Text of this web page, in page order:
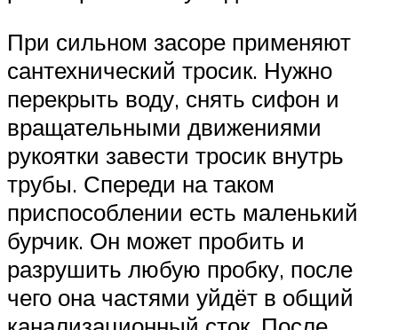
При сильном засоре применяют
сантехнический тросик. Нужно
перекрыть воду, снять сифон и
вращательными движениями
рукоятки завести тросик внутрь
трубы. Спереди на таком
приспособлении есть маленький
бурчик. Он может пробить и
разрушить любую пробку, после
чего она частями уйдёт в общий